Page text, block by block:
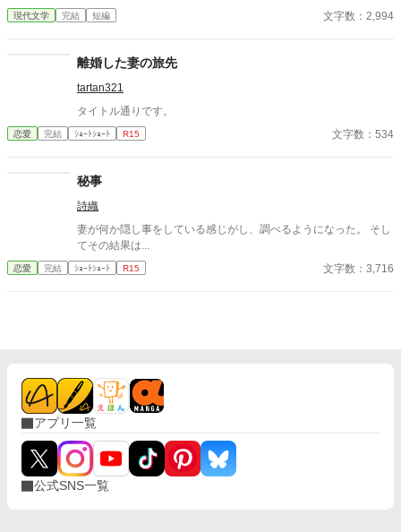
現代文学 完結 短編 文字数：2,994
離婚した妻の旅先
tartan321
タイトル通りです。
恋愛 完結 ｼｮｰﾄｼｮｰﾄ R15 文字数：534
秘事
詩織
妻が何か隠し事をしている感じがし、調べるようになった。 そし
てその結果は...
恋愛 完結 ｼｮｰﾄｼｮｰﾄ R15 文字数：3,716
アプリ一覧
公式SNS一覧